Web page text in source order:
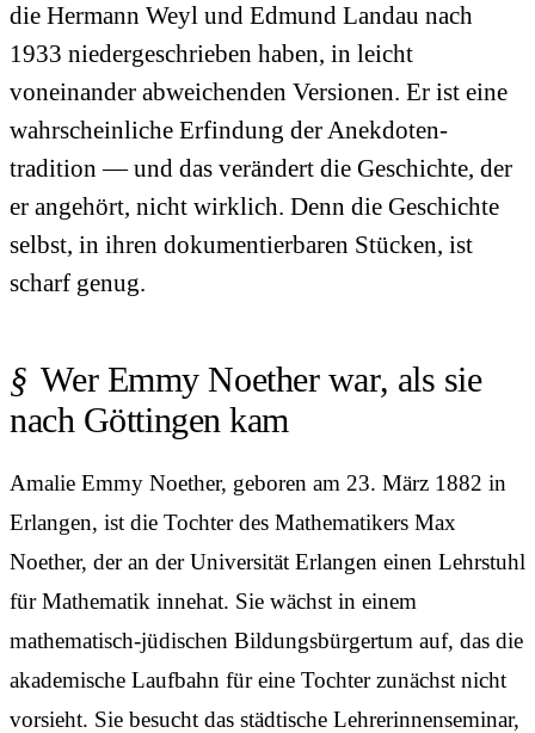
die Hermann Weyl und Edmund Landau nach
1933 niedergeschrieben haben, in leicht
voneinander abweichenden Versionen. Er ist eine
wahrscheinliche Erfindung der Anekdoten­
tradition — und das verändert die Geschichte, der
er angehört, nicht wirklich. Denn die Geschichte
selbst, in ihren dokumentier­baren Stücken, ist
scharf genug.
Wer Emmy Noether war, als sie
nach Göttingen kam
Amalie Emmy Noether, geboren am 23. März 1882 in
Erlangen, ist die Tochter des Mathematikers Max
Noether, der an der Universität Erlangen einen Lehrstuhl
für Mathematik innehat. Sie wächst in einem
mathematisch-jüdischen Bildungs­bürger­tum auf, das die
akademische Laufbahn für eine Tochter zunächst nicht
vorsieht. Sie besucht das städtische Lehrerinnen­seminar,